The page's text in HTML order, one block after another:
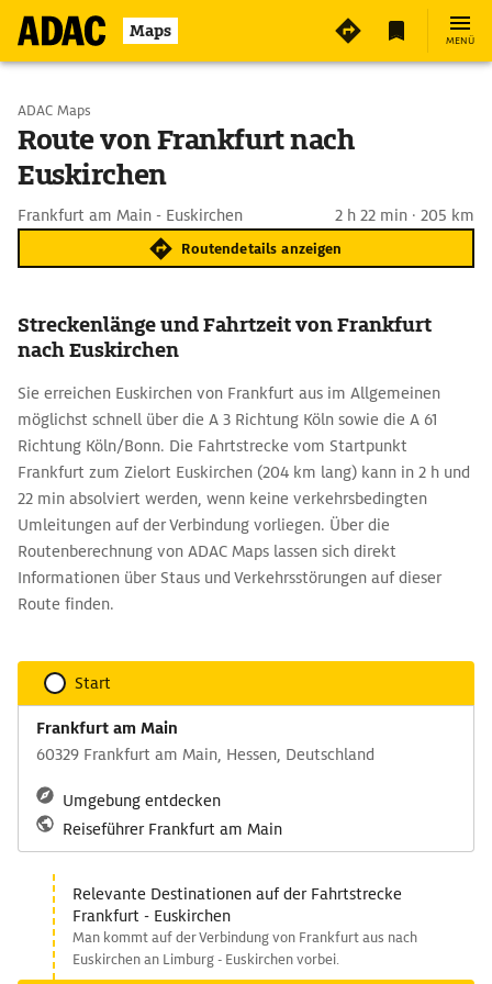
Maps MENÜ
Start wählen
Ziel eingeben
ADAC Maps
Route von Frankfurt nach
Euskirchen
Frankfurt am Main - Euskirchen 2 h 22 min · 205 km
Routendetails anzeigen
Streckenlänge und Fahrtzeit von Frankfurt
nach Euskirchen
Sie erreichen Euskirchen von Frankfurt aus im Allgemeinen
möglichst schnell über die A 3 Richtung Köln sowie die A 61
Richtung Köln/Bonn. Die Fahrtstrecke vom Startpunkt
Frankfurt zum Zielort Euskirchen (204 km lang) kann in 2 h und
22 min absolviert werden, wenn keine verkehrsbedingten
Umleitungen auf der Verbindung vorliegen. Über die
Routenberechnung von ADAC Maps lassen sich direkt
Informationen über Staus und Verkehrsstörungen auf dieser
Route finden.
Start
Frankfurt am Main
60329 Frankfurt am Main, Hessen, Deutschland
Umgebung entdecken
Reiseführer Frankfurt am Main
Relevante Destinationen auf der Fahrtstrecke
Frankfurt - Euskirchen
Man kommt auf der Verbindung von Frankfurt aus nach
Euskirchen an Limburg - Euskirchen vorbei.